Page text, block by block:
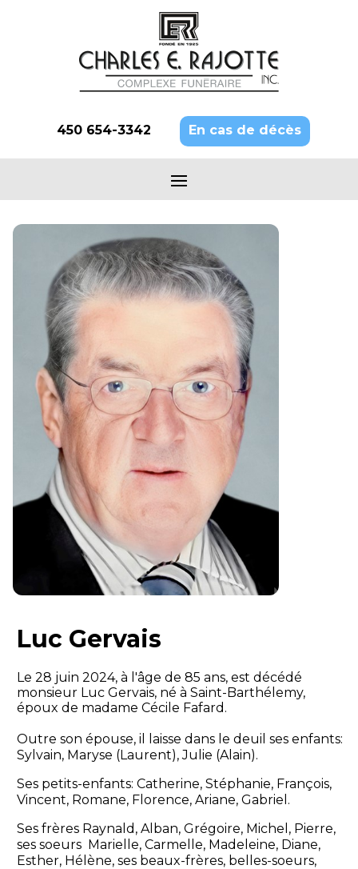
450 654-3342 En cas de décès
Luc Gervais
Le 28 juin 2024, à l'âge de 85 ans, est décédé
monsieur Luc Gervais, né à Saint-Barthélemy,
époux de madame Cécile Fafard.
Outre son épouse, il laisse dans le deuil ses enfants:
Sylvain, Maryse (Laurent), Julie (Alain).
Ses petits-enfants: Catherine, Stéphanie, François,
Vincent, Romane, Florence, Ariane, Gabriel.
Ses frères Raynald, Alban, Grégoire, Michel, Pierre,
ses soeurs Marielle, Carmelle, Madeleine, Diane,
Esther, Hélène, ses beaux-frères, belles-soeurs,